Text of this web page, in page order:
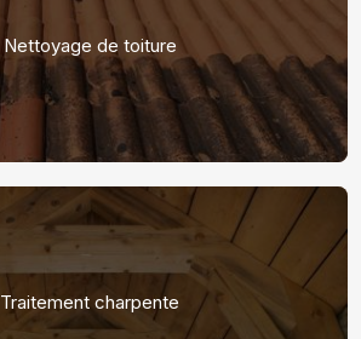
Nettoyage de toiture
Traitement charpente